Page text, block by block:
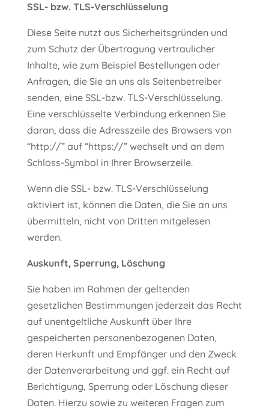
SSL- bzw. TLS-Verschlüsselung
Diese Seite nutzt aus Sicherheitsgründen und
zum Schutz der Übertragung vertraulicher
Inhalte, wie zum Beispiel Bestellungen oder
Anfragen, die Sie an uns als Seitenbetreiber
senden, eine SSL-bzw. TLS-Verschlüsselung.
Eine verschlüsselte Verbindung erkennen Sie
daran, dass die Adresszeile des Browsers von
“http://” auf “https://” wechselt und an dem
Schloss-Symbol in Ihrer Browserzeile.
Wenn die SSL- bzw. TLS-Verschlüsselung
aktiviert ist, können die Daten, die Sie an uns
übermitteln, nicht von Dritten mitgelesen
werden.
Auskunft, Sperrung, Löschung
Sie haben im Rahmen der geltenden
gesetzlichen Bestimmungen jederzeit das Recht
auf unentgeltliche Auskunft über Ihre
gespeicherten personenbezogenen Daten,
deren Herkunft und Empfänger und den Zweck
der Datenverarbeitung und ggf. ein Recht auf
Berichtigung, Sperrung oder Löschung dieser
Daten. Hierzu sowie zu weiteren Fragen zum